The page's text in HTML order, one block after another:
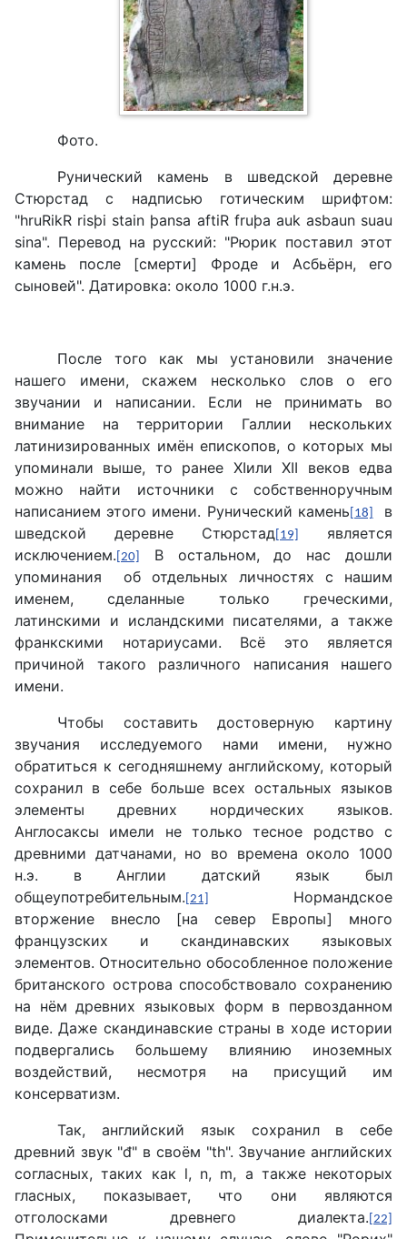
Фото.
Рунический камень в шведской деревне
Стюрстад с надписью готическим шрифтом:
"hruRikR risþi stain þansa aftiR fruþa auk asbaun suau
sina". Перевод на русский: "Рюрик поставил этот
камень после [смерти] Фроде и Асбьёрн, его
сыновей". Датировка: около 1000 г.н.э.
После того как мы установили значение
нашего имени, скажем несколько слов о его
звучании и написании. Если не принимать во
внимание на территории Галлии нескольких
латинизированных имён епископов, о которых мы
упоминали выше, то ранее XIили XII веков едва
можно найти источники с собственноручным
написанием этого имени. Рунический камень [18]
в
шведской деревне Стюрстад [19]
является
исключением. [20]
В остальном, до нас дошли
упоминания об отдельных личностях с нашим
именем, сделанные только греческими,
латинскими и исландскими писателями, а также
франкскими нотариусами. Всё это является
причиной такого различного написания нашего
имени.
Чтобы составить достоверную картину
звучания исследуемого нами имени, нужно
обратиться к сегодняшнему английскому, который
сохранил в себе больше всех остальных языков
элементы древних нордических языков.
Англосаксы имели не только тесное родство с
древними датчанами, но во времена около 1000
н.э. в Англии датский язык был
общеупотребительным. [21]
Нормандское
вторжение внесло [на север Европы] много
французских и скандинавских языковых
элементов. Относительно обособленное положение
британского острова способствовало сохранению
на нём древних языковых форм в первозданном
виде. Даже скандинавские страны в ходе истории
подвергались большему влиянию иноземных
воздействий, несмотря на присущий им
консерватизм.
Так, английский язык сохранил в себе
древний звук "đ" в своём "th". Звучание английских
согласных, таких как l, n, m, а также некоторых
гласных, показывает, что они являются
отголосками древнего диалекта. [22]